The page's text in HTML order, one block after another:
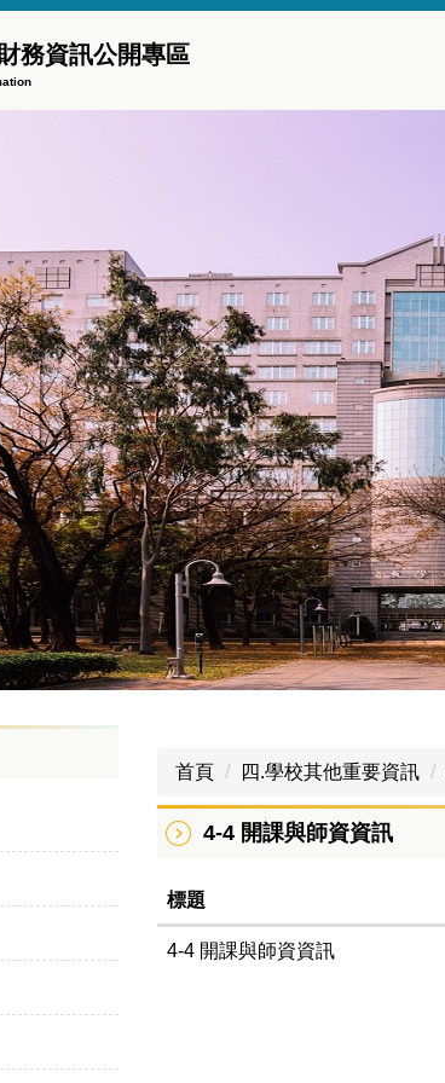
務資訊公開專區
首頁 四.學校其他重要資訊
4-4 開課與師資資訊
標題
4-4 開課與師資資訊